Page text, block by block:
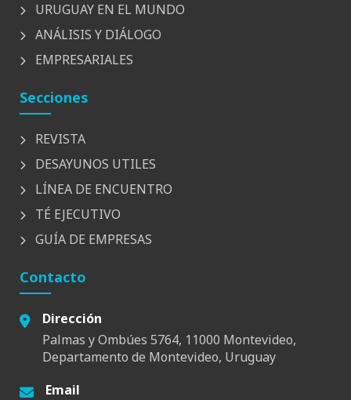
URUGUAY EN EL MUNDO
ANÁLISIS Y DIÁLOGO
EMPRESARIALES
Secciones
REVISTA
DESAYUNOS UTILES
LÍNEA DE ENCUENTRO
TÉ EJECUTIVO
GUÍA DE EMPRESAS
Contacto
Dirección
Palmas y Ombúes 5764, 11000 Montevideo,
Departamento de Montevideo, Uruguay
Email